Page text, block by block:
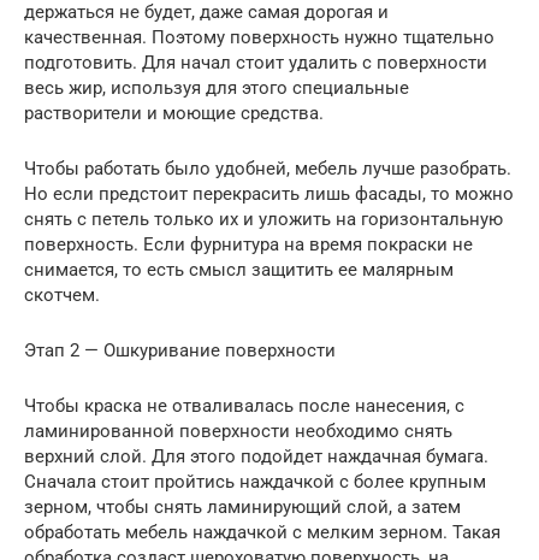
держаться не будет, даже самая дорогая и
качественная. Поэтому поверхность нужно тщательно
подготовить. Для начал стоит удалить с поверхности
весь жир, используя для этого специальные
растворители и моющие средства.
Чтобы работать было удобней, мебель лучше разобрать.
Но если предстоит перекрасить лишь фасады, то можно
снять с петель только их и уложить на горизонтальную
поверхность. Если фурнитура на время покраски не
снимается, то есть смысл защитить ее малярным
скотчем.
Этап 2 — Ошкуривание поверхности
Чтобы краска не отваливалась после нанесения, с
ламинированной поверхности необходимо снять
верхний слой. Для этого подойдет наждачная бумага.
Сначала стоит пройтись наждачкой с более крупным
зерном, чтобы снять ламинирующий слой, а затем
обработать мебель наждачкой с мелким зерном. Такая